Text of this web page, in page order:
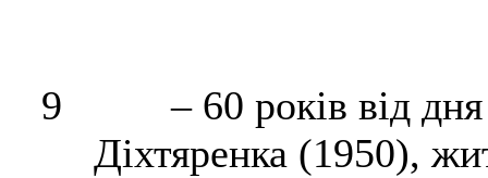
9
– 60 років від
Діхтяренка (1950),